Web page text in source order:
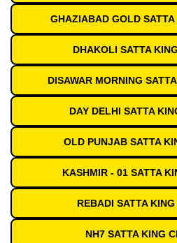
GHAZIABAD GOLD
DHAKOLI SATTA
DISAWAR MORNING
DAY DELHI SATTA
OLD PUNJAB SATTA
KASHMIR - 01 SATTA
REBADI SATTA
NH7 SATTA KING